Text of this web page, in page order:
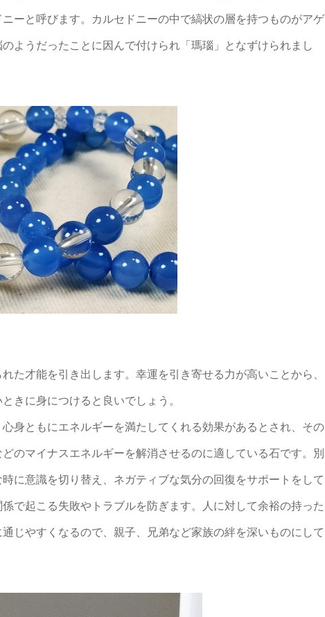
ーと呼びます。カルセドニーの中で縞状の層を持つものがアゲ
ようだったことに因んで付けられ「瑪瑙」となずけられまし
た才能を引き出します。幸運を引き寄せる力が高いことから、
きに身につけると良いでしょう。
身ともにエネルギーを満たしてくれる効果があるとされ、その
のマイナスエネルギーを解消させるのに適している石です。別
に意識を切り替え、ネガティブな気分の回復をサポートをして
で起こる失敗やトラブルを防ぎます。人に対して余裕の持った
じやすくなるので、親子、兄弟など家族の絆を深いものにして